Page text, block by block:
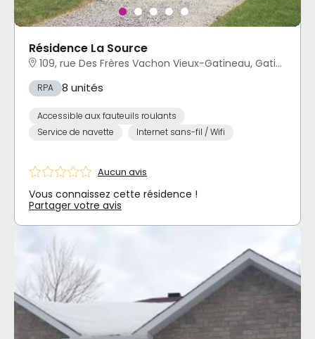
Résidence La Source
109, rue Des Frères Vachon Vieux-Gatineau, Gatineau, QC
RPA 8 unités
Accessible aux fauteuils roulants
Service de navette
Internet sans-fil / Wifi
Aucun avis
Vous connaissez cette résidence !
Partager votre avis